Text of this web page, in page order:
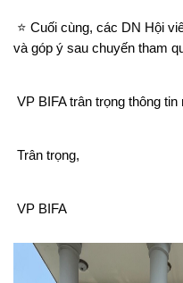
⭐ Cuối cùng, các DN Hội
và góp ý sau chuyến tham
VP BIFA trân trọng thông
Trân trọng,
VP BIFA